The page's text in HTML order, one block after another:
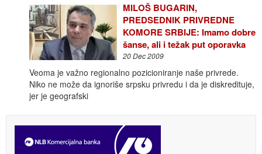
MILOŠ BUGARIN,
PREDSEDNIK PRIVREDNE
KOMORE SRBIJE: Imamo dobre
šanse, ali i težak put oporavka
20 Dec 2009
Veoma je važno regionalno pozicioniranje naše privrede.
Niko ne može da ignoriše srpsku privredu i da je diskredituje,
jer je geografski